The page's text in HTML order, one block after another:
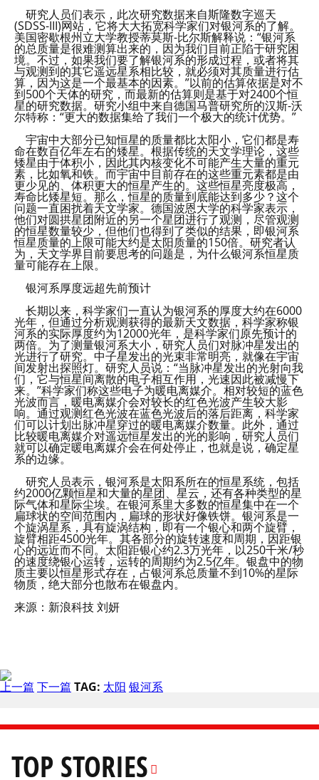
研究人员们表示，此次研究数据来自斯隆数字巡天
(SDSS-III)网站，它将大大拓宽科学家们对银河系的了解。
美国密歇根州立大学教授蒂莫斯-比尔斯解释说：“银河系
的总质量是很难测算出来的，因为我们目前正陷于研究困
境。不过，如果我们要了解银河系的形成过程，或者将其
与观测到的其它遥远星系相比较，就必须对其质量进行估
算，因为这是一个最基本的因素。”以前的估算依据是对不
到500个天体的研究，而最新的估算则是基于对2400个恒
星的研究数据。研究小组中来自德国马普研究所的汉斯-沃
尔特称：“更大的数据集给了我们一个极大的统计优势。”
宇宙中大部分已知恒星的质量都比太阳小，它们都是寿
命在数百亿年左右的矮星。根据传统的天文学理论，这些
矮星由于体积小，因此其内核变化不可能产生大量的重元
素，比如氧和铁。而宇宙中目前存在的这些重元素都是由
更少见的、体积更大的恒星产生的。这些恒星亮度极高，
寿命比矮星短。那么，恒星的质量到底能达到多少？这个
问题一直困扰着天文学家。德国波恩大学的科学家表示，
他们对圆拱星团附近的另一个星团进行了观测，尽管观测
的恒星数量较少，但他们也得到了类似的结果，即银河系
恒星质量的上限可能大约是太阳质量的150倍。研究者认
为，天文学界目前要思考的问题是，为什么银河系恒星质
量可能存在上限。
银河系厚度远超先前预计
长期以来，科学家们一直认为银河系的厚度大约在6000
光年，但通过分析观测获得的最新天文数据，科学家称银
河系的实际厚度约为12000光年，是科学家们原先预计的
两倍。为了测量银河系大小，研究人员们对脉冲星发出的
光进行了研究。中子星发出的光束非常明亮，就像在宇宙
间发射出探照灯。研究人员说：“当脉冲星发出的光射向我
们，它与恒星间离散的电子相互作用，光速因此被减慢下
来。”科学家们称这些电子为暖电离媒介。相对较短的蓝色
光波而言，暖电离媒介会对较长的红色光波产生较大影
响。通过观测红色光波在蓝色光波后的落后距离，科学家
们可以计划出脉冲星穿过的暖电离媒介数量。此外，通过
比较暖电离媒介对遥远恒星发出的光的影响，研究人员们
就可以确定暖电离媒介会在何处停止，也就是说，确定星
系的边缘。
研究人员表示，银河系是太阳系所在的恒星系统，包括
约2000亿颗恒星和大量的星团、星云，还有各种类型的星
际气体和星际尘埃。在银河系里大多数的恒星集中在一个
扁球状的空间范围内，扁球的形状好像铁饼。银河系是一
个旋涡星系，具有旋涡结构，即有一个银心和两个旋臂，
旋臂相距4500光年。其各部分的旋转速度和周期，因距银
心的远近而不同。太阳距银心约2.3万光年，以250千米/秒
的速度绕银心运转，运转的周期约为2.5亿年。银盘中的物
质主要以恒星形式存在，占银河系总质量不到10%的星际
物质，绝大部分也散布在银盘内。
来源：新浪科技 刘妍
上一篇 下一篇 TAG: 太阳 银河系
TOP STORIES